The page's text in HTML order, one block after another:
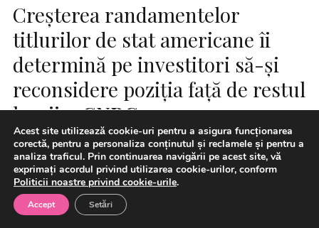
Creșterea randamentelor
titlurilor de stat americane îi
determină pe investitori să-și
reconsidere poziția față de restul
lumii –CNBC
Acest site utilizează cookie-uri pentru a asigura funcționarea
corectă, pentru a personaliza conținutul și reclamele și pentru a
analiza traficul. Prin continuarea navigării pe acest site, vă
exprimați acordul privind utilizarea cookie-urilor, conform
Politicii noastre privind cookie-urile.
Accept Setări